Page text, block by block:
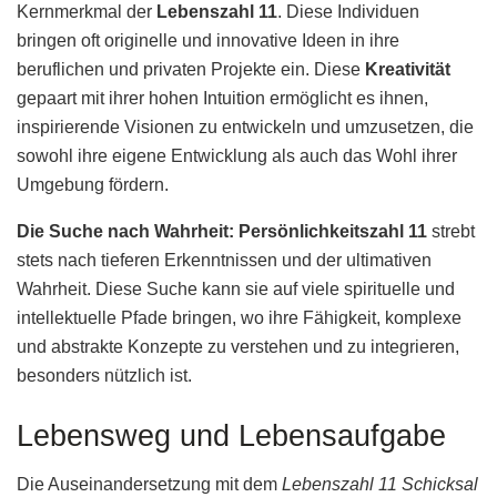
Kernmerkmal der Lebenszahl 11. Diese Individuen
bringen oft originelle und innovative Ideen in ihre
beruflichen und privaten Projekte ein. Diese Kreativität
gepaart mit ihrer hohen Intuition ermöglicht es ihnen,
inspirierende Visionen zu entwickeln und umzusetzen, die
sowohl ihre eigene Entwicklung als auch das Wohl ihrer
Umgebung fördern.
Die Suche nach Wahrheit: Persönlichkeitszahl 11 strebt
stets nach tieferen Erkenntnissen und der ultimativen
Wahrheit. Diese Suche kann sie auf viele spirituelle und
intellektuelle Pfade bringen, wo ihre Fähigkeit, komplexe
und abstrakte Konzepte zu verstehen und zu integrieren,
besonders nützlich ist.
Lebensweg und Lebensaufgabe
Die Auseinandersetzung mit dem Lebenszahl 11 Schicksal